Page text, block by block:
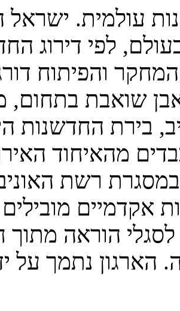
עולמית. ישראל
לפי דירוג
והפיתוח
שואבת בתחום,
בירת החדשנות
מהאיחוד
אקדמיים
הוראה מתוך
הארגון נתמך על